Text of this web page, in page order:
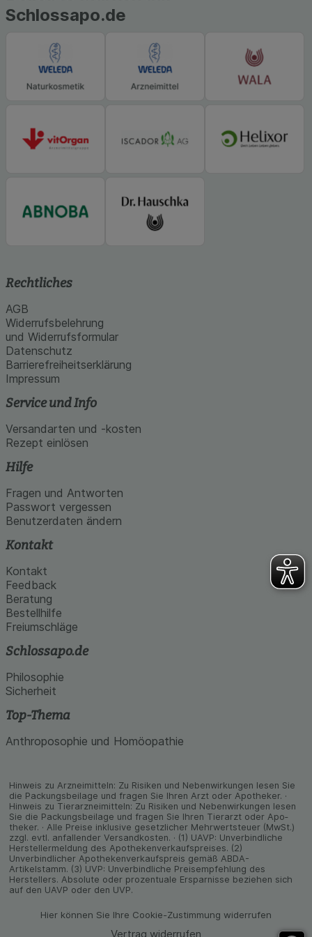
betreiben.
Informationen über die Art und Weise der Nutzung
unserer Website sammeln, mit deren Hilfe wir
unsere Website weiter für Sie optimieren können,
den Inhalt auf unserer Website aber auch die
hierfür teilweise an Dritte wie z.B. Google oder
soziale Medien übertragen werden.
Schlossapo.de
Rechtliches
AGB
Widerrufsbelehrung
und Widerrufsformular
Datenschutz
Barrierefreiheitserklärung
Impressum
Service und Info
Versandarten und -kosten
Rezept einlösen
Hilfe
Fragen und Antworten
Passwort vergessen
Benutzerdaten ändern
Kontakt
Kontakt
Feedback
Beratung
Bestellhilfe
Freiumschläge
Schlossapo.de
Philosophie
Sicherheit
Top-Thema
Anthroposophie und Homöopathie
Hinweis zu Arzneimitteln: Zu Risiken und Neben­wirkungen lesen Sie
die Packungs­beilage und fragen Sie Ihren Arzt oder Apo­theker. ·
Hinweis zu Tier­arz­nei­mitteln: Zu Risiken und Neben­wirkungen lesen
Sie die Packungs­beilage und fragen Sie Ihren Tier­arzt oder Apo­
theker. · Alle Preise inklusive gesetz­licher Mehrwertsteuer (MwSt.)
zzgl. evtl. anfallender Versand­kosten. · (1) UAVP: Unverbindliche
Herstellermeldung des Apothekenverkaufspreises. (2)
Unverbindlicher Apothekenverkaufspreis gemäß ABDA-
Artikelstamm. (3) UVP: Unverbindliche Preisempfehlung des
Herstellers. Absolute oder prozentuale Ersparnisse beziehen sich
auf den UAVP oder den UVP.
Hier können Sie Ihre Cookie-Zustimmung widerrufen
Vertrag widerrufen